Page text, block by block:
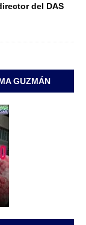
del DAS
GUZMÁN